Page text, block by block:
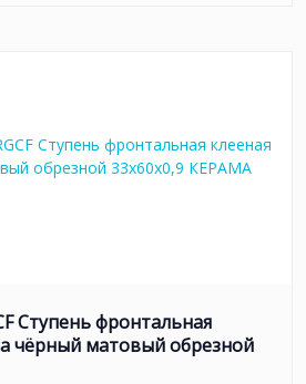
Ступень фронтальная
чёрный матовый обрезной